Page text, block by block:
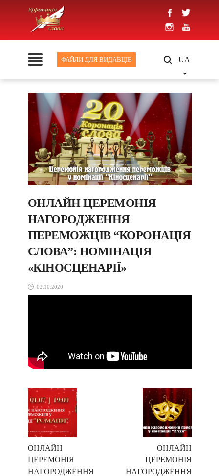
ФАЙЛИ ДЛЯ ВИДАВЦІВ UA
ОНЛАЙН ЦЕРЕМОНІЯ
НАГОРОДЖЕННЯ
ПЕРЕМОЖЦІВ “КОРОНАЦІЯ
СЛОВА”: НОМІНАЦІЯ
«КІНОСЦЕНАРІЇ»
02.10.2020
ОНЛАЙН
ЦЕРЕМОНІЯ
НАГОРОДЖЕННЯ
ОНЛАЙН
ЦЕРЕМОНІЯ
НАГОРОДЖЕННЯ